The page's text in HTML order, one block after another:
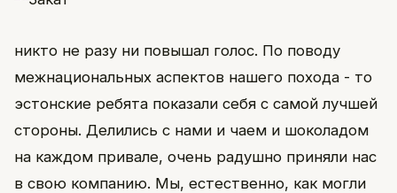
никто не разу ни повышал голос. По поводу
межнациональных аспектов нашего похода - то
эстонские ребята показали себя с самой лучшей
стороны. Делились с нами и чаем и шоколадом
на каждом привале, очень радушно приняли нас
в свою компанию. Мы, естественно, как могли